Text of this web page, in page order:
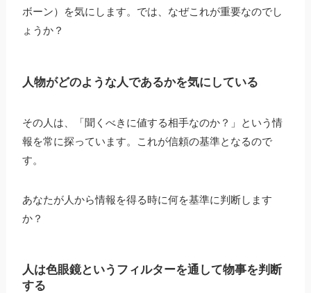
ボーン）を気にします。では、なぜこれが重要なのでし
ょうか？
人物がどのような人であるかを気にしている
その人は、「聞くべきに値する相手なのか？」という情
報を常に探っています。これが信頼の基準となるので
す。
あなたが人から情報を得る時に何を基準に判断します
か？
人は色眼鏡というフィルターを通して物事を判断
する